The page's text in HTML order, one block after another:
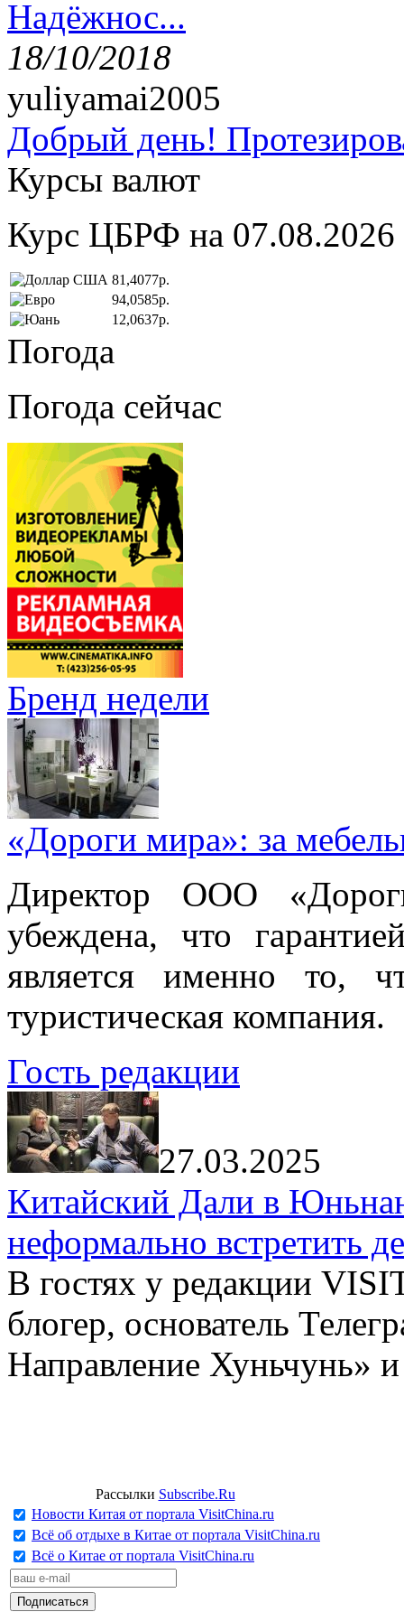
Надёжнос...
18/10/2018
yuliyamai2005
Добрый день!
Курсы валют
Курс ЦБРФ на 07.08.2026
81,4077р.
94,0585р.
12,0637р.
Погода
Погода сейчас
Бренд недели
«Дороги мира»: за
Директор ООО
убеждена, что
является именно то,
туристическая компания.
Гость редакции
27.03.2025
Китайский Дали в
неформально встретить
В гостях у редакции
блогер, основатель
Направление Хуньчунь»
Рассылки Subscribe.Ru
Новости Китая от портала VisitChina.ru
Всё об отдыхе в Китае от портала VisitChina.ru
Всё о Китае от портала VisitChina.ru